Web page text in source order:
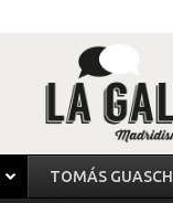
TOMÁS GUASCH